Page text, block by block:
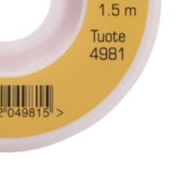
Eläimet ja
tontut
Kyntteliköt
Valoketjut ja
kuusenvalot
Joulukoristeet
Kranssit ja